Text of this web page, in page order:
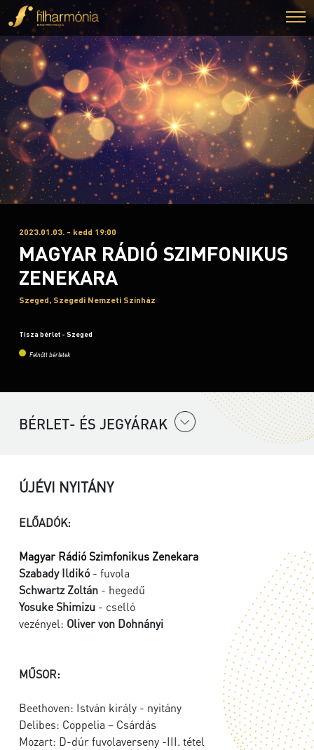
2023.01.03. - kedd 19:00
MAGYAR RÁDIÓ SZIMFONIKUS
ZENEKARA
Szeged, Szegedi Nemzeti Színház
Tisza bérlet - Szeged
Felnőtt bérletek
BÉRLET- ÉS JEGYÁRAK
ÚJÉVI NYITÁNY
ELŐADÓK:
Magyar Rádió Szimfonikus Zenekara
Szabady Ildikó - fuvola
Schwartz Zoltán - hegedű
Yosuke Shimizu - cselló
vezényel: Oliver von Dohnányi
MŰSOR:
Beethoven: István király - nyitány
Delibes: Coppelia – Csárdás
Mozart: D-dúr fuvolaverseny -III. tétel